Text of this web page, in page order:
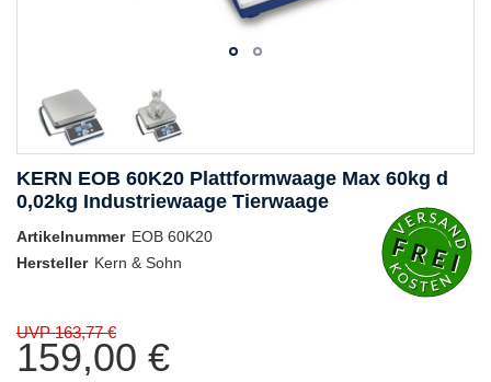
KERN EOB 60K20 Plattformwaage Max 60kg d
0,02kg Industriewaage Tierwaage
Artikelnummer EOB 60K20
Hersteller Kern & Sohn
UVP 163,77 €
159,00 €